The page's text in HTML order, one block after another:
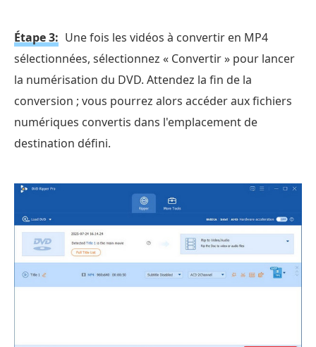
Étape 3: Une fois les vidéos à convertir en MP4
sélectionnées, sélectionnez « Convertir » pour lancer
la numérisation du DVD. Attendez la fin de la
conversion ; vous pourrez alors accéder aux fichiers
numériques convertis dans l'emplacement de
destination défini.